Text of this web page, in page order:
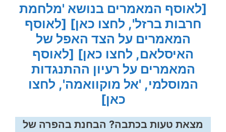
[לאוסף המאמרים בנושא 'מלחמת
חרבות ברזל', לחצו כאן] [לאוסף
המאמרים על הצד האפל של
האיסלאם, לחצו כאן] [לאוסף
המאמרים על רעיון ההתנגדות
המוסלמי, 'אל מוקוואמה', לחצו
כאן]
מצאת טעות בכתבה? הבחנת בהפרה של